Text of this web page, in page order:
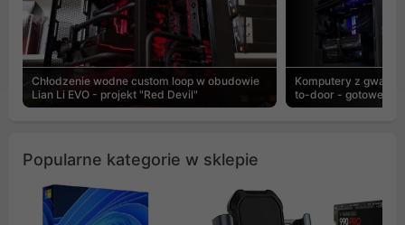
Chłodzenie wodne custom loop w obudowie
Lian Li EVO - projekt "Red Devil"
Komputery z
to-door - gotowe
Popularne kategorie w sklepie